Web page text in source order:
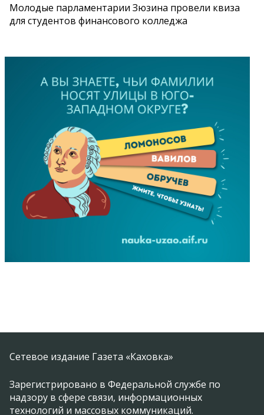
Молодые парламентарии Зюзина провели квиза
для студентов финансового колледжа
Сетевое издание Газета «Каховка»
Зарегистрировано в Федеральной службе по
надзору в сфере связи, информационных
технологий и массовых коммуникаций.